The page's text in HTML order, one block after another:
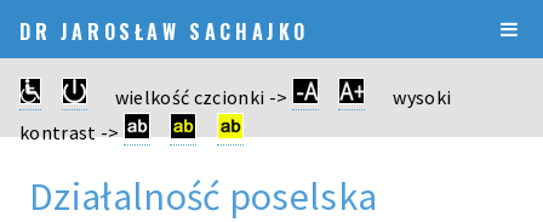
DR JAROSŁAW SACHAJKO
wielkość czcionki ->
wysoki
kontrast ->
Działalność poselska